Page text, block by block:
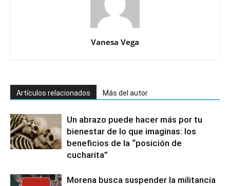
Vanesa Vega
Artículos relacionados Más del autor
Un abrazo puede hacer más por tu
bienestar de lo que imaginas: los
beneficios de la “posición de
cucharita”
Morena busca suspender la militancia